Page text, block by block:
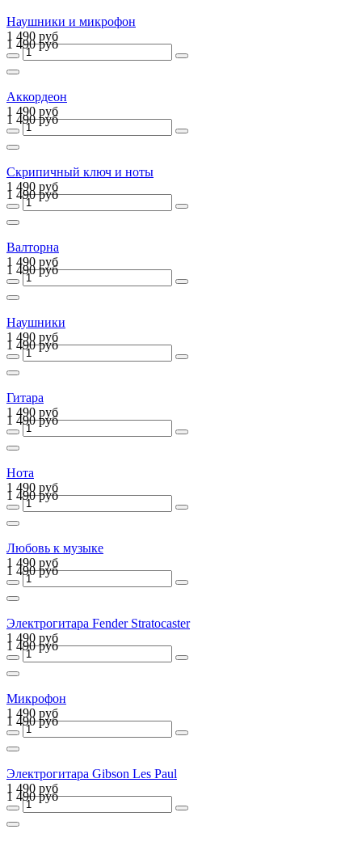
Наушники и микрофон
1 490 руб
1 490 руб
Аккордеон
1 490 руб
1 490 руб
Скрипичный ключ и ноты
1 490 руб
1 490 руб
Валторна
1 490 руб
1 490 руб
Наушники
1 490 руб
1 490 руб
Гитара
1 490 руб
1 490 руб
Нота
1 490 руб
1 490 руб
Любовь к музыке
1 490 руб
1 490 руб
Электрогитара Fender Stratocaster
1 490 руб
1 490 руб
Микрофон
1 490 руб
1 490 руб
Электрогитара Gibson Les Paul
1 490 руб
1 490 руб